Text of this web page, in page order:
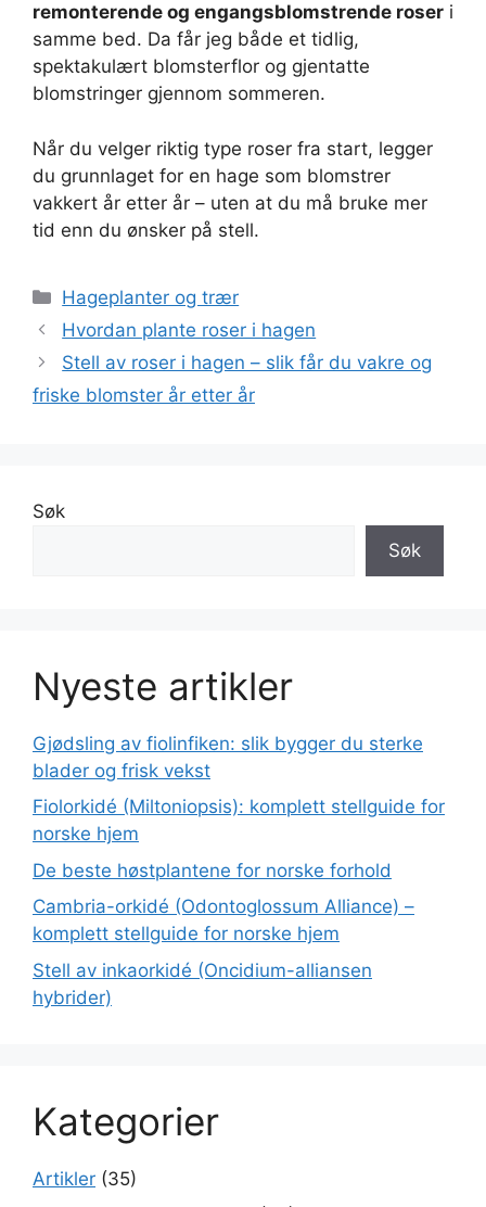
remonterende og engangsblomstrende roser i
samme bed. Da får jeg både et tidlig,
spektakulært blomsterflor og gjentatte
blomstringer gjennom sommeren.
Når du velger riktig type roser fra start, legger
du grunnlaget for en hage som blomstrer
vakkert år etter år – uten at du må bruke mer
tid enn du ønsker på stell.
Kategorier
Hageplanter og trær
Hvordan plante roser i hagen
Stell av roser i hagen – slik får du vakre og
friske blomster år etter år
Søk
Søk
Nyeste artikler
Gjødsling av fiolinfiken: slik bygger du sterke
blader og frisk vekst
Fiolorkidé (Miltoniopsis): komplett stellguide for
norske hjem
De beste høstplantene for norske forhold
Cambria-orkidé (Odontoglossum Alliance) –
komplett stellguide for norske hjem
Stell av inkaorkidé (Oncidium-alliansen
hybrider)
Kategorier
Artikler (35)